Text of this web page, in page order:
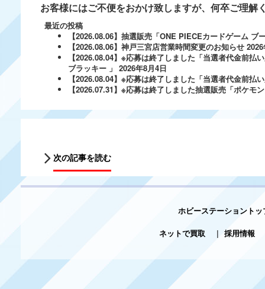
お客様にはご不便をおかけ致しますが、何卒ご理解
最近の投稿
【2026.08.06】抽選販売「ONE PIECEカードゲーム ブ
【2026.08.06】神戸三宮店営業時間変更のお知らせ
【2026.08.04】※応募は終了しました「当選者代金前
ブラッキー 」 2026年8月4日
【2026.08.04】※応募は終了しました「当選者代金前
【2026.07.31】※応募は終了しました抽選販売「ポケ
次の記事を読む
ホビーステーショントッ
ネットで買取
| 採用情報